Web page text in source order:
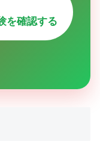
を確認する